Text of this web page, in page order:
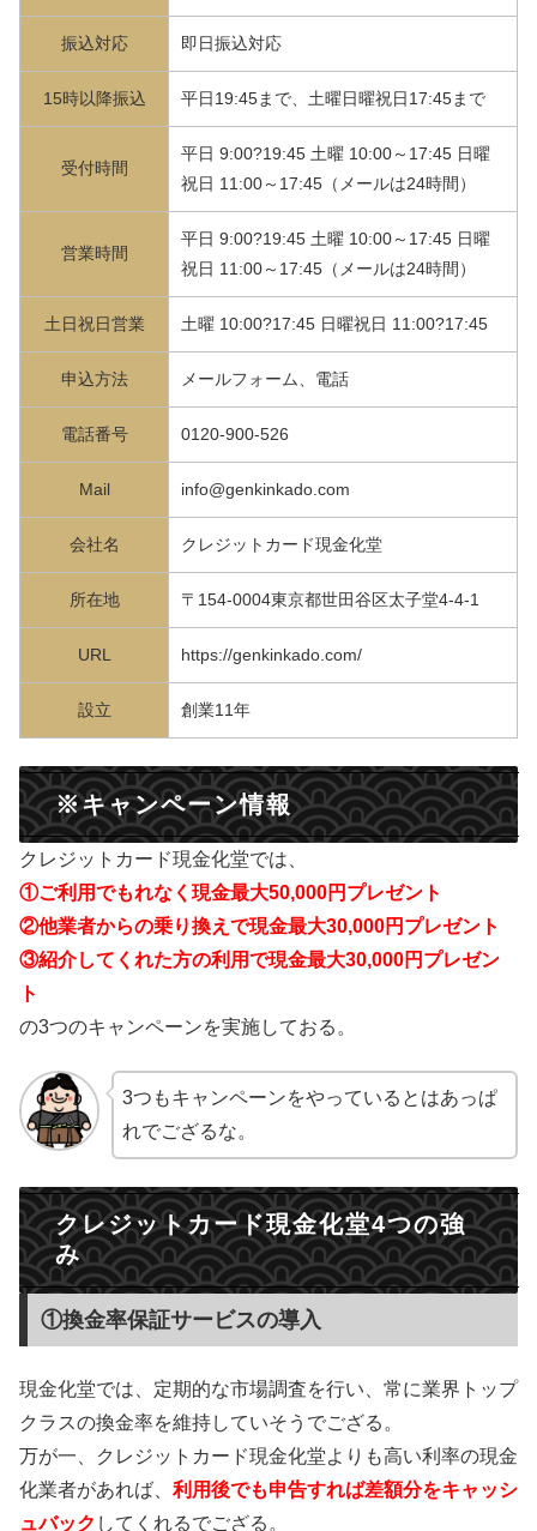
振込対応 即日振込対応
15時以降振込 平日19:45まで、土曜日曜祝日17:45まで
受付時間
平日 9:00?19:45 土曜 10:00～17:45 日曜
祝日 11:00～17:45（メールは24時間）
営業時間
平日 9:00?19:45 土曜 10:00～17:45 日曜
祝日 11:00～17:45（メールは24時間）
土日祝日営業 土曜 10:00?17:45 日曜祝日 11:00?17:45
申込方法 メールフォーム、電話
電話番号 0120-900-526
Mail info@genkinkado.com
会社名 クレジットカード現金化堂
所在地 〒154-0004東京都世田谷区太子堂4-4-1
URL https://genkinkado.com/
設立 創業11年
※キャンペーン情報
クレジットカード現金化堂では、
①ご利用でもれなく現金最大50,000円プレゼント
②他業者からの乗り換えで現金最大30,000円プレゼント
③紹介してくれた方の利用で現金最大30,000円プレゼン
ト
の3つのキャンペーンを実施しておる。
3つもキャンペーンをやっているとはあっぱ
れでござるな。
クレジットカード現金化堂4つの強
み
①換金率保証サービスの導入
現金化堂では、定期的な市場調査を行い、常に業界トップ
クラスの換金率を維持していそうでござる。
万が一、クレジットカード現金化堂よりも高い利率の現金
化業者があれば、 利用後でも申告すれば差額分をキャッシ
ュバック してくれるでござる。